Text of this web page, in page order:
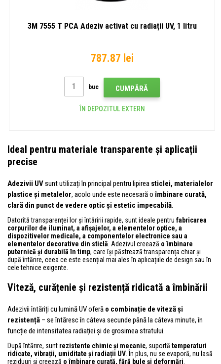
3M 7555 T PCA Adeziv activat cu radiații UV, 1 litru
787.87 lei
buc CUMPĂRĂ
ÎN DEPOZITUL EXTERN
Ideal pentru materiale transparente și aplicații
precise
Adezivii UVsunt utilizați în principal pentru lipirea sticlei, materialelor
plastice și metalelor, acolo unde este necesară oîmbinare curată,
clară din punct de vedere optic și estetic impecabilă.
Datorită transparenței lor și întăririi rapide, sunt ideale pentru fabricarea
corpurilor de iluminat, a afișajelor, a elementelor optice, a
dispozitivelor medicale, a componentelor electronice sau a
elementelor decorative din sticlă . Adezivul creează o îmbinare
puternică și durabilă în timp, care își păstrează transparența chiar și
după întărire, ceea ce este esențial mai ales în aplicațiile de design sau în
cele tehnice exigente.
Viteză, curățenie și rezistență ridicată a îmbinării
Adezivii întăriți cu lumină UV oferă o combinație de viteză și
rezistență – se întăresc în câteva secunde până la câteva minute, în
funcție de intensitatea radiației și de grosimea stratului.
După întărire, sunt rezistente chimic și mecanic, suportă temperaturi
ridicate, vibrații, umiditate și radiații UV . În plus, nu se evaporă, nu lasă
reziduuri și creează o îmbinare curată, fără bule și deformări